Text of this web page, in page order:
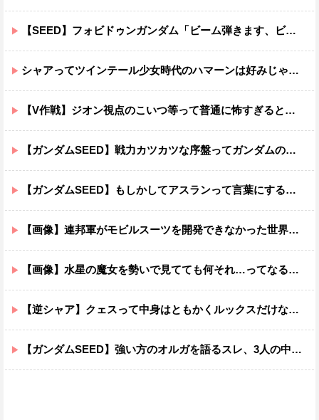
【SEED】フォビドゥンガンダム「ビーム弾きます、ビーム曲げられます、空飛びます」←二世代目でこれ出来るのおかしいだろ
シャアってツインテール少女時代のハマーンは好みじゃなかったの？
【V作戦】ジオン視点のこいつ等って普通に怖すぎると思う…
【ガンダムSEED】戦力カツカツな序盤ってガンダムの中だと割と珍しい気がする
【ガンダムSEED】もしかしてアスランって言葉にするのが下手なだけでめっちゃいい人なのでは？
【画像】連邦軍がモビルスーツを開発できなかった世界線のガンダムｗｗｗｗｗｗｗ
【画像】水星の魔女を勢いで見てても何それ…ってなる部分ｗｗｗｗｗｗｗｗ
【逆シャア】クェスって中身はともかくルックスだけなら最高だな
【ガンダムSEED】強い方のオルガを語るスレ、3人の中でも強化は一番されてない方